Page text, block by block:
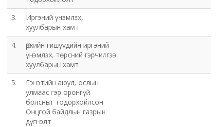
3.
Иргэний үнэмлэх,
хуулбарын хамт
4.
Өрхийн гишүүдийн иргэний
үнэмлэх, төрсний гэрчилгээ
хуулбарын хамт
5.
Гэнэтийн аюул, ослын
улмаас гэр оронгүй
болсныг тодорхойлсон
Онцгой байдлын газрын
дүгнэлт